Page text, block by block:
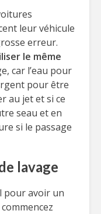
leur véhicule
erreur.
le même
car l’eau pour
pour être
au jet et si ce
seau et en
si le passage
lavage
pour avoir un